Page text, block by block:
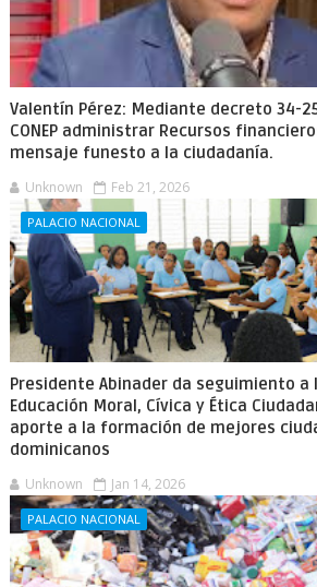
Valentín Pérez: Mediante decreto 34-
CONEP administrar Recursos
mensaje funesto a la ciudadanía.
Unknown Feb 21, 2026
PALACIO NACIONAL
Presidente Abinader da seguimiento a
Educación Moral, Cívica y Ética
aporte a la formación de mejores
dominicanos
Unknown Jan 14, 2026
PALACIO NACIONAL